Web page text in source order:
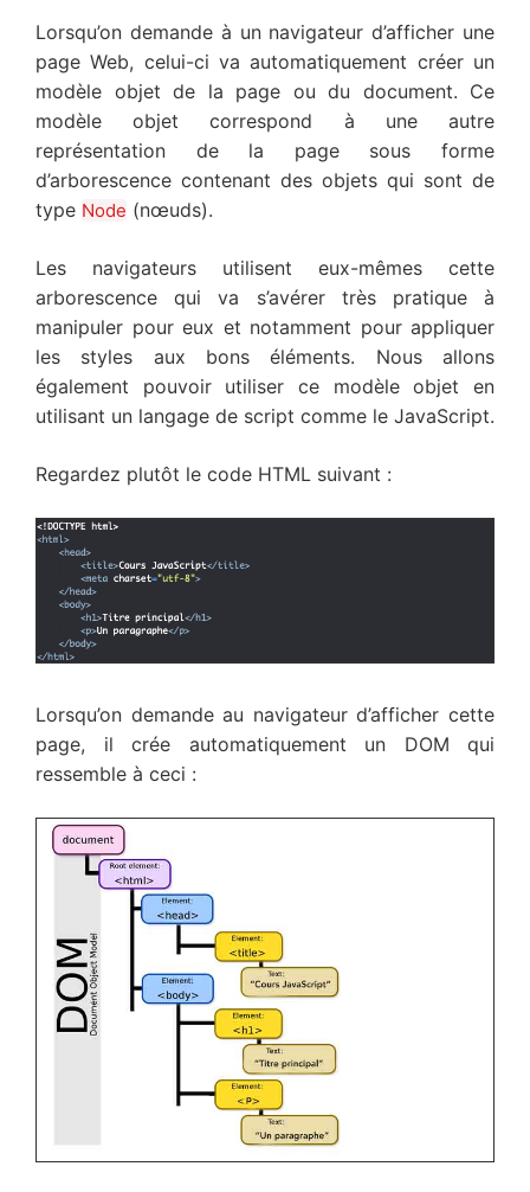
Lorsqu’on demande à un navigateur d’afficher une
page Web, celui-ci va automatiquement créer un
modèle objet de la page ou du document. Ce
modèle objet correspond à une autre
représentation de la page sous forme
d’arborescence contenant des objets qui sont de
type Node (nœuds).
Les navigateurs utilisent eux-mêmes cette
arborescence qui va s’avérer très pratique à
manipuler pour eux et notamment pour appliquer
les styles aux bons éléments. Nous allons
également pouvoir utiliser ce modèle objet en
utilisant un langage de script comme le JavaScript.
Regardez plutôt le code HTML suivant :
Lorsqu’on demande au navigateur d’afficher cette
page, il crée automatiquement un DOM qui
ressemble à ceci :